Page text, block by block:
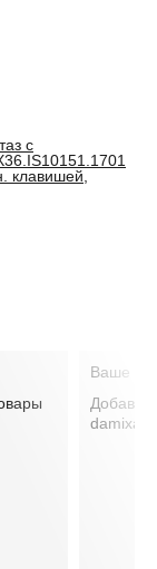
с
клавишей,
Ваше
damixa